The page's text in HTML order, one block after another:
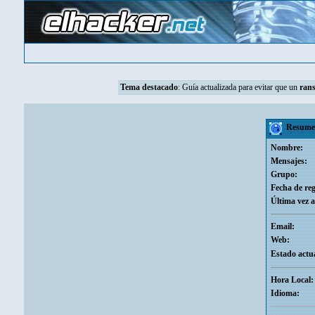
Tema destacado: Guía actualizada para evitar que un
Nombre:
Mensajes:
Grupo:
Fecha de
Última vez
Email:
Web:
Estado
Hora Local:
Idioma: